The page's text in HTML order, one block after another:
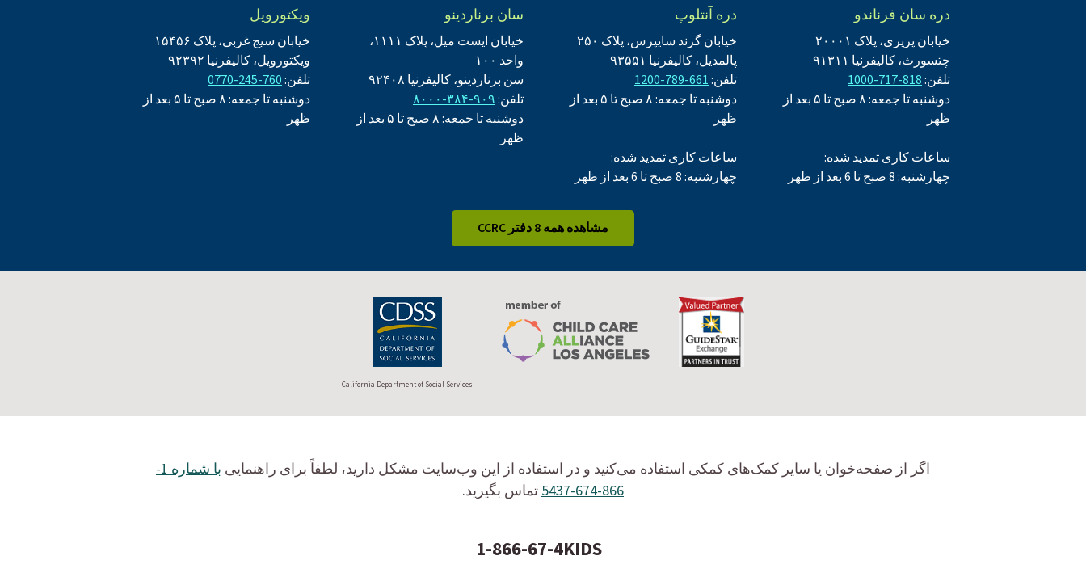
دره سان فرناندو
خیابان پریری، پلاک ۲۰۰۰۱
چتسورث، کالیفرنیا ۹۱۳۱۱
تلفن:818-717-1000
دوشنبه تا جمعه: ۸ صبح تا ۵ بعد از
ظهر
ساعات کاری تمدید شده:
چهارشنبه: 8 صبح تا 6 بعد از ظهر
دره آنتلوپ
خیابان گرند سایپرس، پلاک ۲۵۰
پالمدیل، کالیفرنیا ۹۳۵۵۱
تلفن:661-789-1200
دوشنبه تا جمعه: ۸ صبح تا ۵ بعد از
ظهر
ساعات کاری تمدید شده:
چهارشنبه: 8 صبح تا 6 بعد از ظهر
سان برناردینو
خیابان ایست میل، پلاک ۱۱۱۱،
واحد ۱۰۰
سن برناردینو، کالیفرنیا ۹۲۴۰۸
تلفن:۹۰۹-۳۸۴-۸۰۰۰
دوشنبه تا جمعه: ۸ صبح تا ۵ بعد از
ظهر
ویکتورویل
خیابان سیج غربی، پلاک ۱۵۴۵۶
ویکتورویل، کالیفرنیا ۹۲۳۹۲
تلفن:760-245-0770
دوشنبه تا جمعه: ۸ صبح تا ۵ بعد از
ظهر
مشاهده همه 8 دفتر CCRC
California Department of Social Services
اگر از صفحه‌خوان یا سایر کمک‌های کمکی استفاده می‌کنید و در استفاده از این وب‌سایت مشکل دارید، لطفاً برای راهنمایی
با شماره 1-
866-674-5437
تماس بگیرید.
1-866-67-4KIDS